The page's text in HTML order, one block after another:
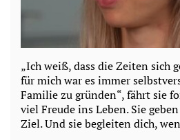
„Ich weiß, dass die Zeiten sich
für mich war es immer
Familie zu gründen“, fährt sie
viel Freude ins Leben. Sie
Ziel. Und sie begleiten dich,